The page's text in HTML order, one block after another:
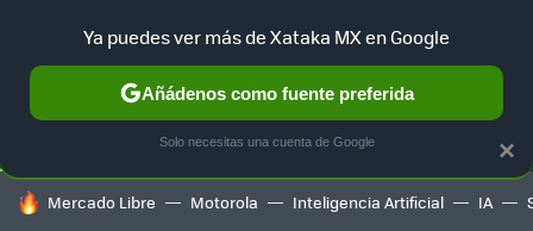
SELECCIÓN GAMING HOME AUTO TERRITORIO
HOY SE HABLA DE
Mercado Libre Motorola Inteligencia Artificial IA
×
Ya puedes ver más de Xataka MX en Google
Añádenos como fuente preferida
Solo necesitas una cuenta de Google